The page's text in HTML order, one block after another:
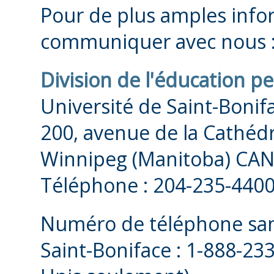
abstrait, concret et
la grammaire et de la
adapterez aussi
différents registres de
ALA 1 et ALA 2 se
compétences à
examen, vous
prochain cours. ALA 3
Hiver
Date à déterminier.
ALA 2 et ALA 4 :
Période
d'inscription débute
:
À déterminier
Pour de plus amples
communiquer avec nous
Division de l'éducation
Université de Saint-
200, avenue de la
Winnipeg (Manitoba)
Téléphone : 204-235-
Numéro de téléphone
Saint-Boniface : 1-888-